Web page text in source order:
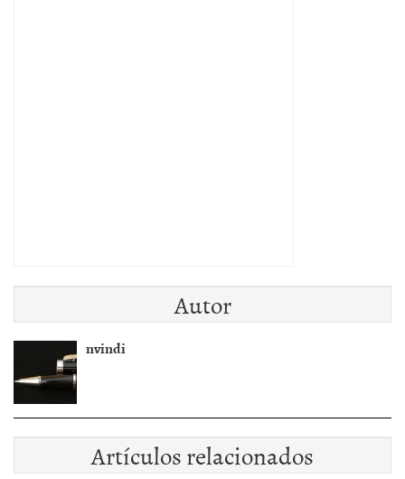
Autor
nvindi
Artículos relacionados